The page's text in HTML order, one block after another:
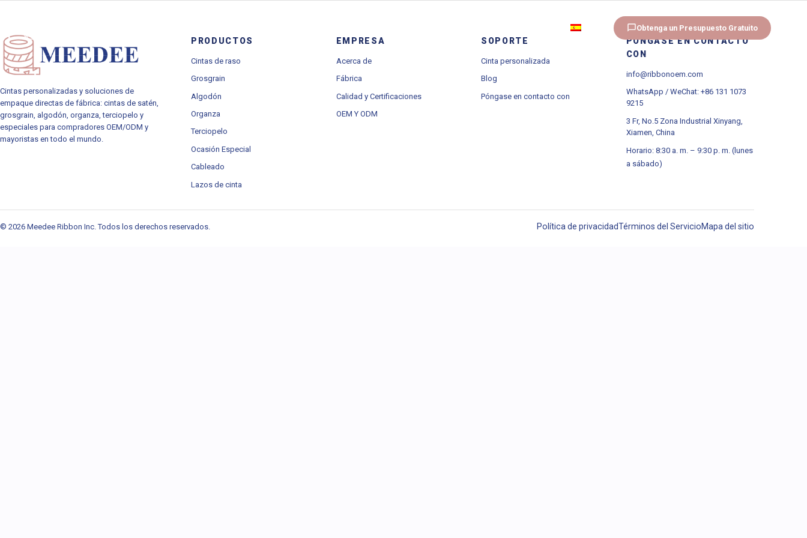
Obtenga un Presupuesto Gratuito
Cintas personalizadas y soluciones de
empaque directas de fábrica: cintas de satén,
grosgrain, algodón, organza, terciopelo y
especiales para compradores OEM/ODM y
mayoristas en todo el mundo.
PRODUCTOS
Cintas de raso
Grosgrain
Algodón
Organza
Terciopelo
Ocasión Especial
Cableado
Lazos de cinta
EMPRESA
Acerca de
Fábrica
Calidad y Certificaciones
OEM Y ODM
SOPORTE
Cinta personalizada
Blog
Póngase en contacto con
PÓNGASE EN CONTACTO
CON
info@ribbonoem.com
WhatsApp / WeChat: +86 131 1073
9215
3 Fr, No.5 Zona Industrial Xinyang,
Xiamen, China
Horario: 8:30 a. m. – 9:30 p. m. (lunes
a sábado)
© 2026 Meedee Ribbon Inc. Todos los derechos reservados. Política de privacidadTérminos del ServicioMapa del sitio